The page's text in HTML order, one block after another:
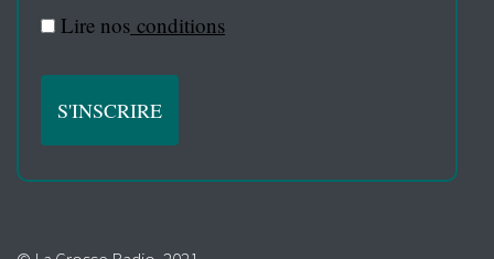
Lire nos conditions